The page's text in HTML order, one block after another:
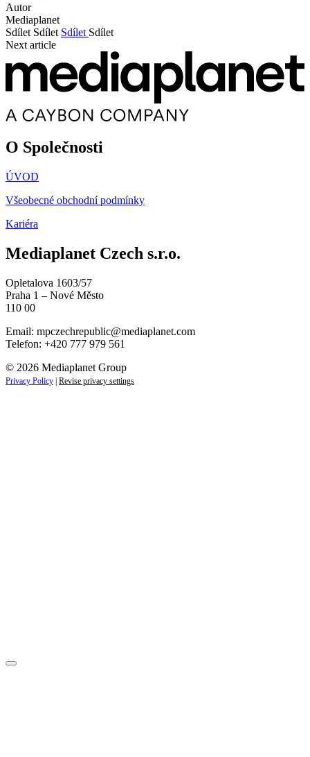
Autor
Mediaplanet
Sdílet Sdílet Sdílet Sdílet
Next article
O Společnosti
ÚVOD
Všeobecné obchodní podmínky
Kariéra
Mediaplanet Czech s.r.o.
Opletalova 1603/57
Praha 1 – Nové Město
110 00
Email: mpczechrepublic@mediaplanet.com
Telefon: +420 777 979 561
© 2026 Mediaplanet Group
Privacy Policy | Revise privacy settings